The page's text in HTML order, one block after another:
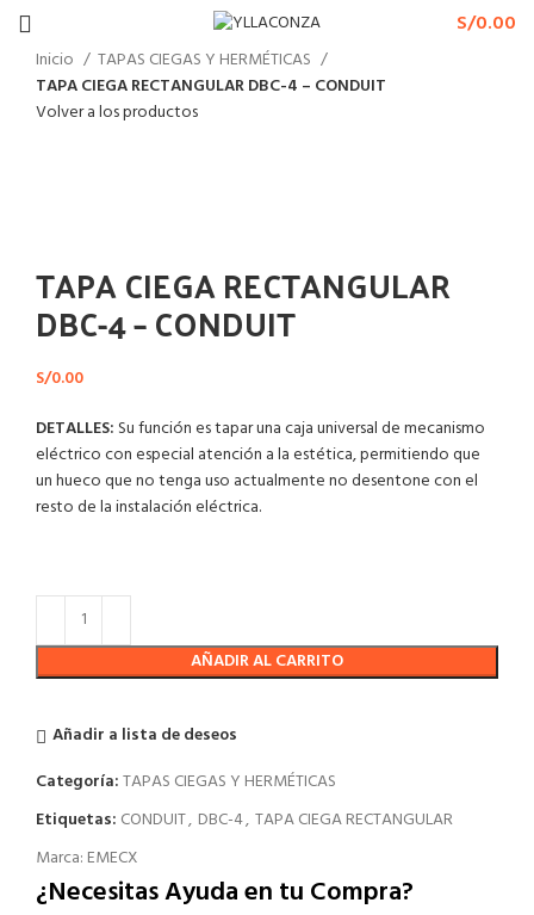
S/0.00
Inicio
TAPAS CIEGAS Y HERMÉTICAS
TAPA CIEGA RECTANGULAR DBC-4 – CONDUIT
Volver a los productos
TAPA CIEGA RECTANGULAR
DBC-4 – CONDUIT
S/0.00
DETALLES: Su función es tapar una caja universal de mecanismo
eléctrico con especial atención a la estética, permitiendo que
un hueco que no tenga uso actualmente no desentone con el
resto de la instalación eléctrica.
AÑADIR AL CARRITO
Añadir a lista de deseos
Categoría:TAPAS CIEGAS Y HERMÉTICAS
Etiquetas: CONDUIT, DBC-4, TAPA CIEGA RECTANGULAR
Marca: EMECX
¿Necesitas Ayuda en tu Compra?